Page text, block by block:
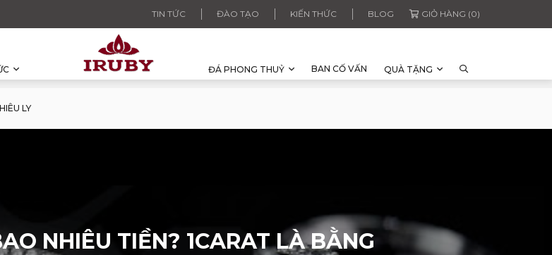
TIN TỨC ĐÀO TẠO KIẾN THỨC BLOG GIỎ HÀNG (0)
ĐÁ PHONG THUỶ BAN CỐ VẤN QUÀ TẶNG
LY
NHIÊU TIỀN? 1CARAT LÀ BẰNG